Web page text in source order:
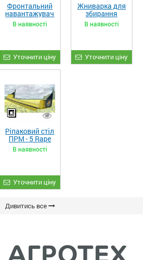
Фронтальний
навантажувач
«STRONG»
В наявності
Уточнити ціну
Жниварка для
збирання
кукурудзи
ЖКИ-870
В наявності
Уточнити ціну
Ріпаковий стіл
ПРМ - 5 Rape
Fiore
В наявності
Уточнити ціну
Дивитись все